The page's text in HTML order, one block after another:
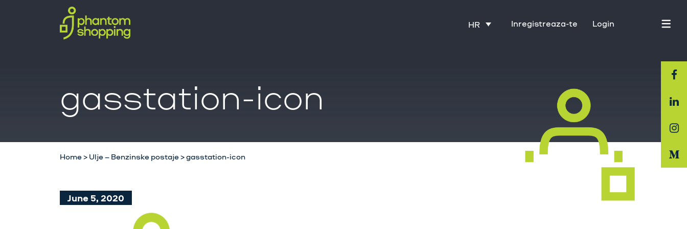
HR Inregistreaza-te Login
O nama
Industrija
Usluge
gasstation-icon
Home> Ulje – Benzinske postaje>gasstation-icon
June 5, 2020